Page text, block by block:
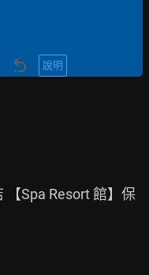
說明
Spa Resort 館】保